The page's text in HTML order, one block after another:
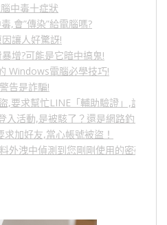
中毒十症狀
,會”傳染”給電腦嗎?
讓人好驚訝!
增?可能是它暗中搞鬼!
Windows電腦必學技巧!
告是詐騙!
,要求幫忙LINE「輔助驗證」,詐騙
活動,是被駭了？還是網路釣魚？
加好友,當心帳號被盜！
外洩中偵測到您剛剛使用的密碼」